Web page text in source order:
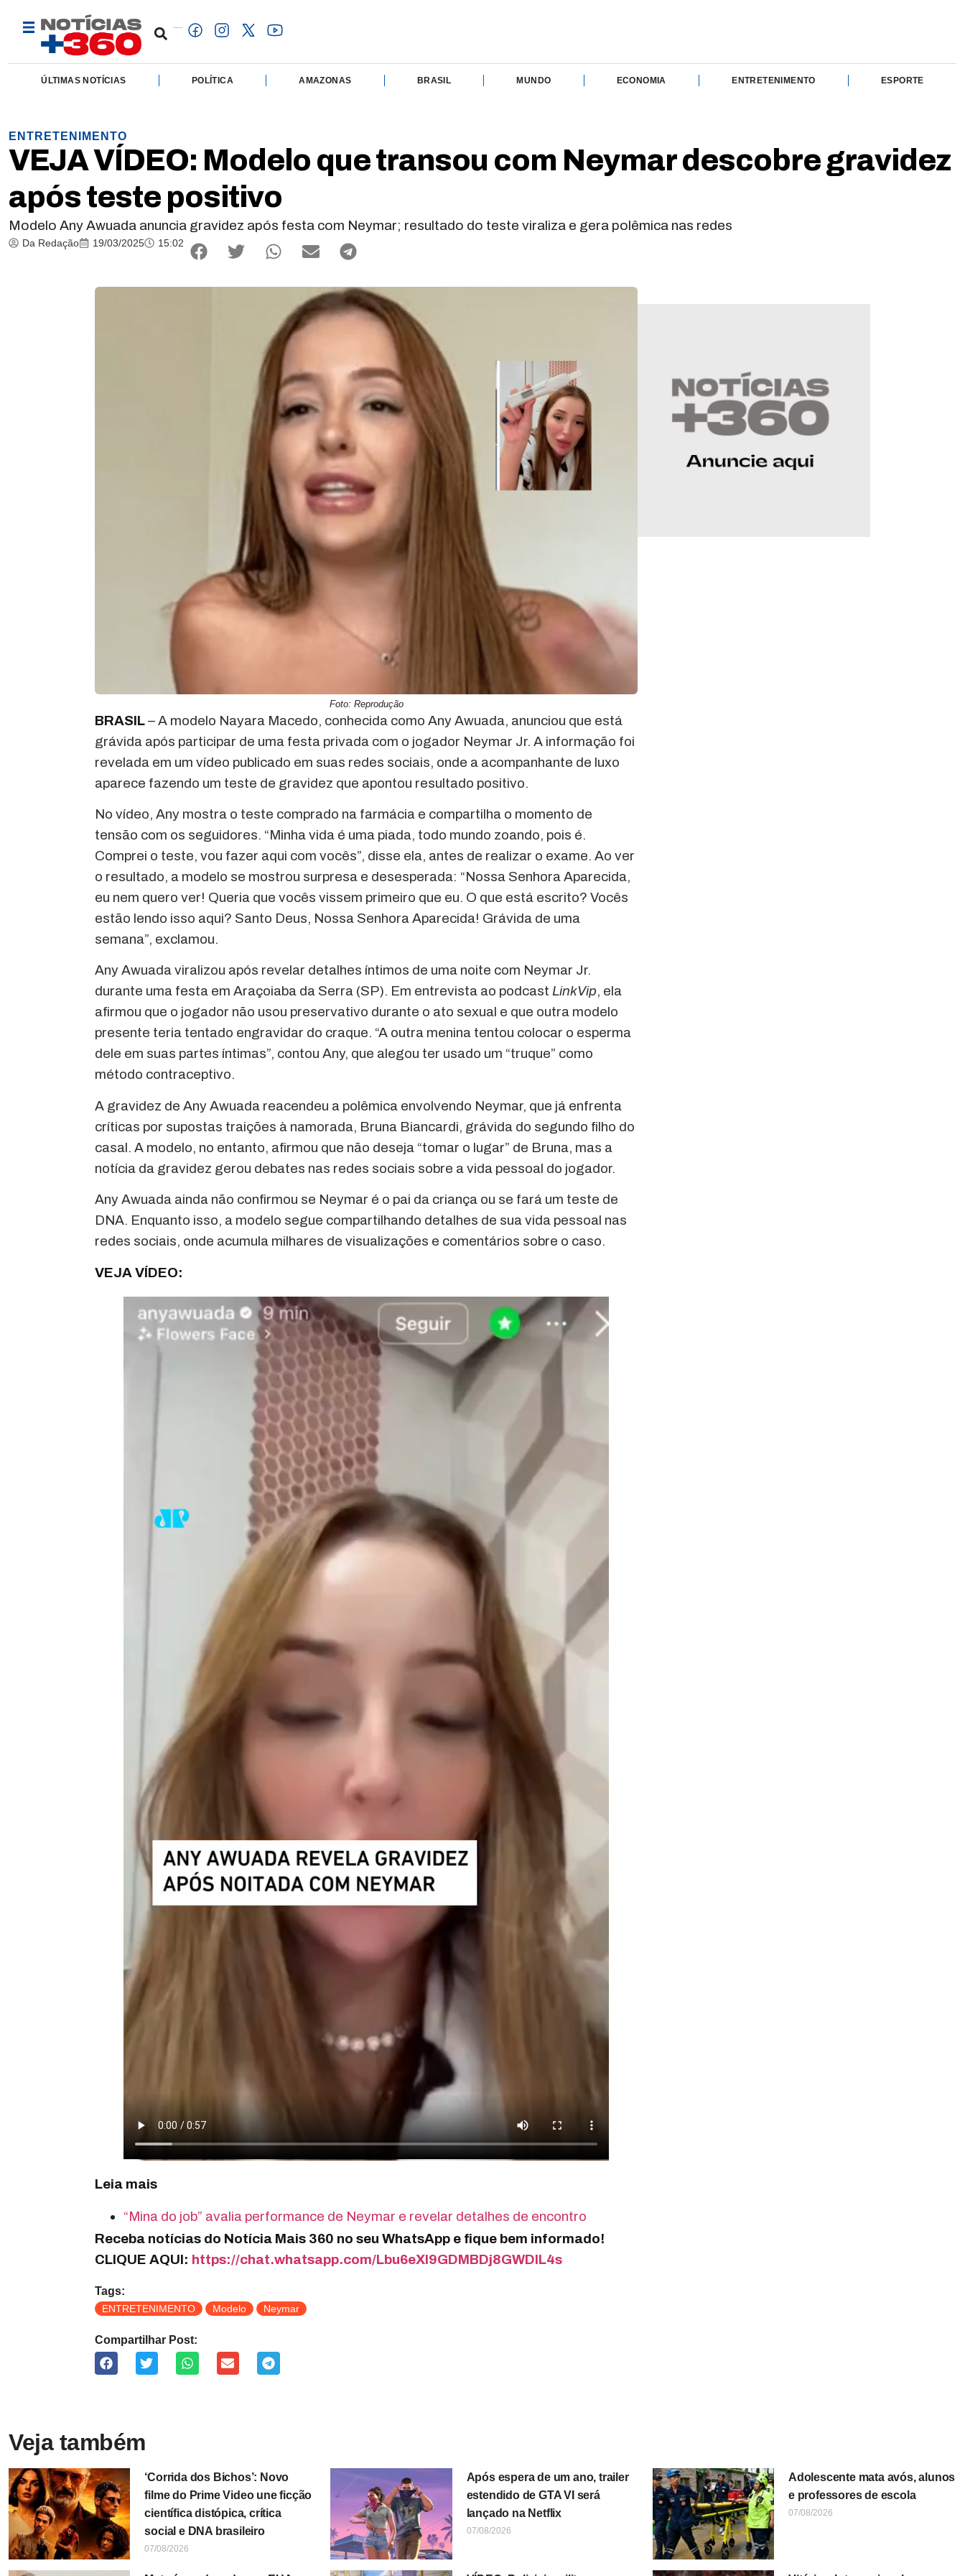
ÚLTIMAS NOTÍCIAS POLÍTICA AMAZONAS BRASIL MUNDO ECONOMIA ENTRETENIMENTO ESPORTE
ENTRETENIMENTO
VEJA VÍDEO: Modelo que transou com Neymar descobre gravidez
após teste positivo
Modelo Any Awuada anuncia gravidez após festa com Neymar; resultado do teste viraliza e gera polêmica nas redes
Da Redação 19/03/2025 15:02
Foto: Reprodução
BRASIL– A modelo Nayara Macedo, conhecida como Any Awuada, anunciou que está
grávida após participar de uma festa privada com o jogador Neymar Jr. A informação foi
revelada em um vídeo publicado em suas redes sociais, onde a acompanhante de luxo
aparece fazendo um teste de gravidez que apontou resultado positivo.
No vídeo, Any mostra o teste comprado na farmácia e compartilha o momento de
tensão com os seguidores. “Minha vida é uma piada, todo mundo zoando, pois é.
Comprei o teste, vou fazer aqui com vocês”, disse ela, antes de realizar o exame. Ao ver
o resultado, a modelo se mostrou surpresa e desesperada: “Nossa Senhora Aparecida,
eu nem quero ver! Queria que vocês vissem primeiro que eu. O que está escrito? Vocês
estão lendo isso aqui? Santo Deus, Nossa Senhora Aparecida! Grávida de uma
semana”, exclamou.
Any Awuada viralizou após revelar detalhes íntimos de uma noite com Neymar Jr.
durante uma festa em Araçoiaba da Serra (SP). Em entrevista ao podcast LinkVip, ela
afirmou que o jogador não usou preservativo durante o ato sexual e que outra modelo
presente teria tentado engravidar do craque. “A outra menina tentou colocar o esperma
dele em suas partes íntimas”, contou Any, que alegou ter usado um “truque” como
método contraceptivo.
A gravidez de Any Awuada reacendeu a polêmica envolvendo Neymar, que já enfrenta
críticas por supostas traições à namorada, Bruna Biancardi, grávida do segundo filho do
casal. A modelo, no entanto, afirmou que não deseja “tomar o lugar” de Bruna, mas a
notícia da gravidez gerou debates nas redes sociais sobre a vida pessoal do jogador.
Any Awuada ainda não confirmou se Neymar é o pai da criança ou se fará um teste de
DNA. Enquanto isso, a modelo segue compartilhando detalhes de sua vida pessoal nas
redes sociais, onde acumula milhares de visualizações e comentários sobre o caso.
VEJA VÍDEO:
Leia mais
“Mina do job” avalia performance de Neymar e revelar detalhes de encontro
Receba notícias do Notícia Mais 360 no seu WhatsApp e fique bem informado!
CLIQUE AQUI: https://chat.whatsapp.com/Lbu6eXI9GDMBDj8GWDIL4s
Tags:
ENTRETENIMENTO Modelo Neymar
Compartilhar Post:
Veja também
‘Corrida dos Bichos’: Novo
filme do Prime Video une ficção
científica distópica, crítica
social e DNA brasileiro
07/08/2026
Após espera de um ano, trailer
estendido de GTA VI será
lançado na Netflix
07/08/2026
Adolescente mata avós, alunos
e professores de escola
07/08/2026